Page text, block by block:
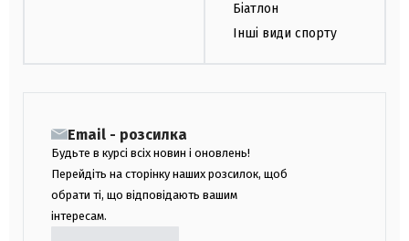
Біатлон
Інші види спорту
Email - розсилка
Будьте в курсі всіх новин і оновлень!
Перейдіть на сторінку наших розсилок, щоб
обрати ті, що відповідають вашим
інтересам.